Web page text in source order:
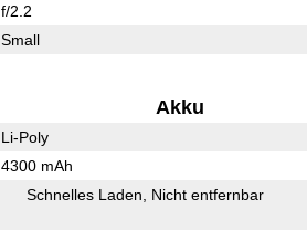
f/2.2
Small
Akku
Li-Poly
4300 mAh
Schnelles Laden Nicht entfernbar